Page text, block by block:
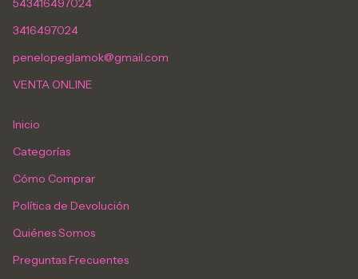
543416497024
3416497024
penelopeglamok@gmail.com
VENTA ONLINE
Inicio
Categorías
Cómo Comprar
Política de Devolución
Quiénes Somos
Preguntas Frecuentes